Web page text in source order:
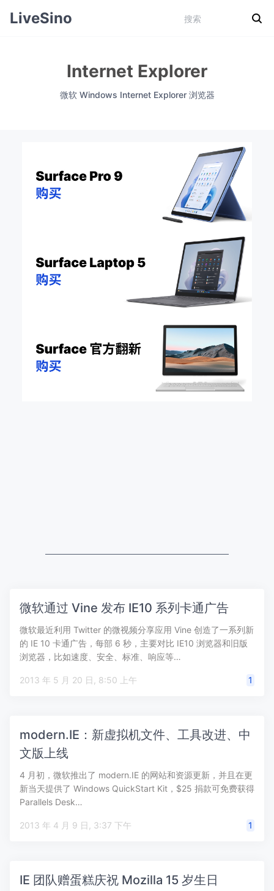
LiveSino
Internet Explorer
微软 Windows Internet Explorer 浏览器
微软通过 Vine 发布 IE10 系列卡通广告
微软最近利用 Twitter 的微视频分享应用 Vine 创造了一系列新
的 IE 10 卡通广告，每部 6 秒，主要对比 IE10 浏览器和旧版
浏览器，比如速度、安全、标准、响应等…
2013 年 5 月 20 日, 8:50 上午 1
modern.IE：新虚拟机文件、工具改进、中
文版上线
4 月初，微软推出了 modern.IE 的网站和资源更新，并且在更
新当天提供了 Windows QuickStart Kit，$25 捐款可免费获得
Parallels Desk…
2013 年 4 月 9 日, 3:37 下午 1
IE 团队赠蛋糕庆祝 Mozilla 15 岁生日